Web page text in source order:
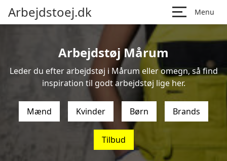
Arbejdstoej.dk Menu
Arbejdstøj Mårum
Leder du efter arbejdstøj i Mårum eller omegn, så find
inspiration til godt arbejdstøj lige her.
Mænd Kvinder Børn Brands
Tilbud